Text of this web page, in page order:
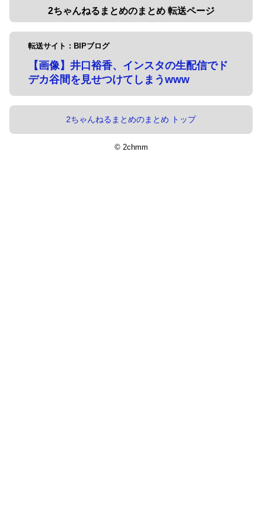
2ちゃんねるまとめのまとめ 転送ページ
転送サイト：BIPブログ
【画像】井口裕香、インスタの生配信でド
デカ谷間を見せつけてしまうwww
2ちゃんねるまとめのまとめ トップ
© 2chmm